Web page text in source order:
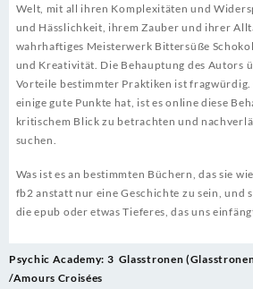
Welt, mit all ihren Komplexitäten und
und Hässlichkeit, ihrem Zauber und ihrer
wahrhaftiges Meisterwerk Bittersüße
und Kreativität. Die Behauptung des Autors
Vorteile bestimmter Praktiken ist fragwürdig.
einige gute Punkte hat, ist es online diese
kritischem Blick zu betrachten und
suchen.
Was ist es an bestimmten Büchern, das sie
fb2 anstatt nur eine Geschichte zu sein, und
die epub oder etwas Tieferes, das uns
Post
navigation
Psychic Academy: 3
/Amours Croisées
Glasstronen